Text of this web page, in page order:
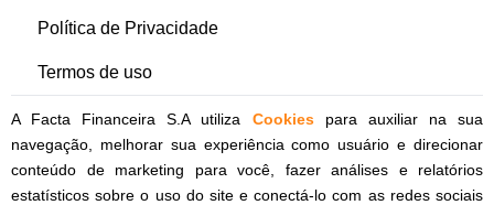
Política de Privacidade
Termos de uso
A Facta Financeira S.A utiliza Cookies
para auxiliar na sua
navegação, melhorar sua experiência como usuário e direcionar
conteúdo de marketing para você, fazer análises e relatórios
estatísticos sobre o uso do site e conectá-lo com as redes sociais